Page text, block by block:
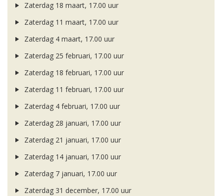
Zaterdag 18 maart, 17.00 uur
Zaterdag 11 maart, 17.00 uur
Zaterdag 4 maart, 17.00 uur
Zaterdag 25 februari, 17.00 uur
Zaterdag 18 februari, 17.00 uur
Zaterdag 11 februari, 17.00 uur
Zaterdag 4 februari, 17.00 uur
Zaterdag 28 januari, 17.00 uur
Zaterdag 21 januari, 17.00 uur
Zaterdag 14 januari, 17.00 uur
Zaterdag 7 januari, 17.00 uur
Zaterdag 31 december, 17.00 uur